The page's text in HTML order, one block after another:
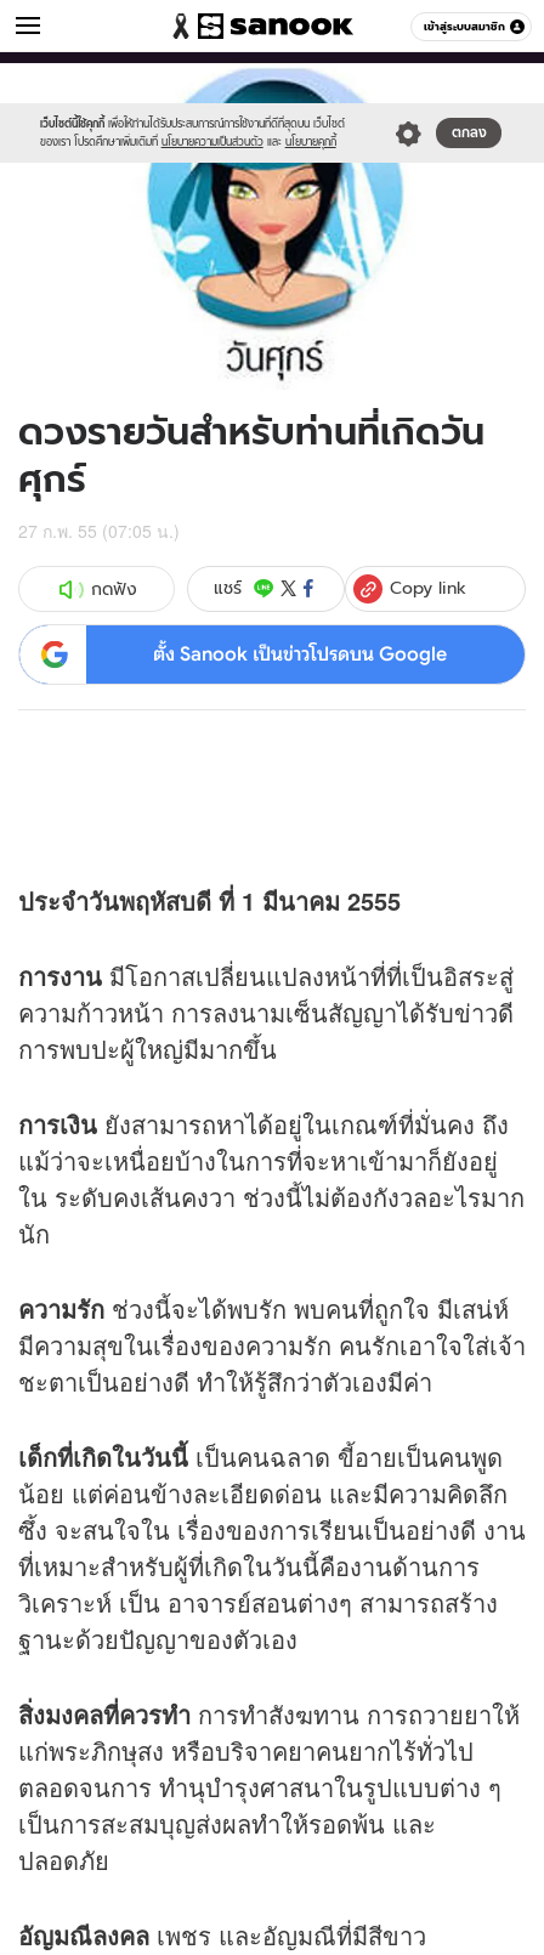
เข้าสู่ระบบสมาชิก
ดูดวง หมวดอื่นๆ
เว็บไซต์นี้ใช้คุกกี้ เพื่อให้ท่านได้รับประสบการณ์การใช้งานที่ดีที่สุดบน เว็บไซต์
ของเรา โปรดศึกษาเพิ่มเติมที่ นโยบายความเป็นส่วนตัว และ นโยบายคุกกี้
ตกลง
//s.isanook.com/sr/0/images/logo-
sanook.png
//s.isanook.com/ho/0/ud/5/25757/170-
ดวงรายวันสำหรับท่านที่เกิดวัน
ศุกร์
27 ก.พ. 55 (07:05 น.)
กดฟัง แชร์ Copy link
ตั้ง Sanook เป็นข่าวโปรดบน Google
ประจำวันพฤหัสบดี ที่ 1 มีนาคม 2555
การงาน มีโอกาสเปลี่ยนแปลงหน้าที่ที่เป็นอิสระสู่
ความก้าวหน้า การลงนามเซ็นสัญญาได้รับข่าวดี
การพบปะผู้ใหญ่มีมากขึ้น
การเงิน ยังสามารถหาได้อยู่ในเกณฑ์ที่มั่นคง ถึง
แม้ว่าจะเหนื่อยบ้างในการที่จะหาเข้ามาก็ยังอยู่
ใน ระดับคงเส้นคงวา ช่วงนี้ไม่ต้องกังวลอะไรมาก
นัก
ความรัก ช่วงนี้จะได้พบรัก พบคนที่ถูกใจ มีเสน่ห์
มีความสุขในเรื่องของความรัก คนรักเอาใจใส่เจ้า
ชะตาเป็นอย่างดี ทำให้รู้สึกว่าตัวเองมีค่า
เด็กที่เกิดในวันนี้ เป็นคนฉลาด ขี้อายเป็นคนพูด
น้อย แต่ค่อนข้างละเอียดด่อน และมีความคิดลึก
ซึ้ง จะสนใจใน เรื่องของการเรียนเป็นอย่างดี งาน
ที่เหมาะสำหรับผู้ที่เกิดในวันนี้คืองานด้านการ
วิเคราะห์ เป็น อาจารย์สอนต่างๆ สามารถสร้าง
ฐานะด้วยปัญญาของตัวเอง
สิ่งมงคลที่ควรทำ การทำสังฆทาน การถวายยาให้
แก่พระภิกษุสง หรือบริจาคยาคนยากไร้ทั่วไป
ตลอดจนการ ทำนุบำรุงศาสนาในรูปแบบต่าง ๆ
เป็นการสะสมบุญส่งผลทำให้รอดพ้น และ
ปลอดภัย
อัญมณีลงคล เพชร และอัญมณีที่มีสีขาว